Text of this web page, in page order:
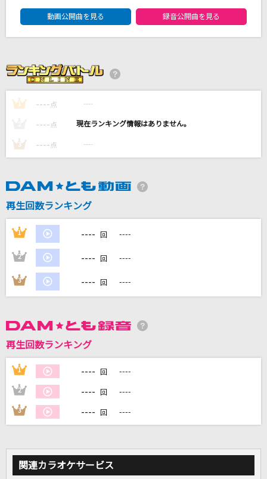
SG
Misia
カラオケ最新情報をチェック！
カラオケをもっと楽しもう！
自宅でカラオケ歌い放題！
DAM★ともボーカルエントリーランキング
動画公開曲を見る
録音公開曲を見る
1 ---- 点 ----
---- 点 ----
3 ---- 点 ----
再生回数ランキング
1 ---- 回 ----
2 ---- 回 ----
3 ---- 回 ----
再生回数ランキング
1 ---- 回 ----
2 ---- 回 ----
3 ---- 回 ----
関連カラオケサービス